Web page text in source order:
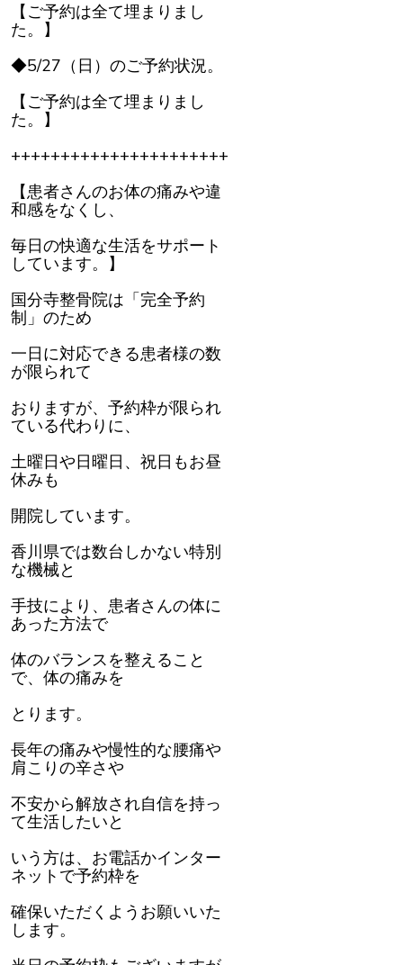
【ご予約は全て埋まりまし
た。】
◆5/27（日）のご予約状況。
【ご予約は全て埋まりまし
た。】
++++++++++++++++++++++
【患者さんのお体の痛みや違
和感をなくし、
毎日の快適な生活をサポート
しています。】
国分寺整骨院は「完全予約
制」のため
一日に対応できる患者様の数
が限られて
おりますが、予約枠が限られ
ている代わりに、
土曜日や日曜日、祝日もお昼
休みも
開院しています。
香川県では数台しかない特別
な機械と
手技により、患者さんの体に
あった方法で
体のバランスを整えること
で、体の痛みを
とります。
長年の痛みや慢性的な腰痛や
肩こりの辛さや
不安から解放され自信を持っ
て生活したいと
いう方は、お電話かインター
ネットで予約枠を
確保いただくようお願いいた
します。